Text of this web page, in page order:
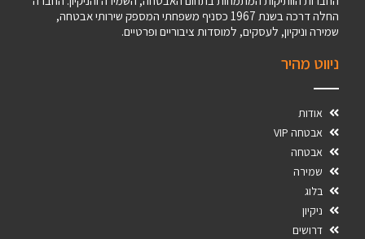
החלה דרכה בשנת 1967 כסניף משפחתי המספק שירותי אבטחה,
שמירה וניקיון, לעסקים, למוסדות ציבוריים ופרטיים.
ניווט מהיר
אודות
אבטחה VIP
אבטחה
שמירה
בלוג
ניקיון
דרושים